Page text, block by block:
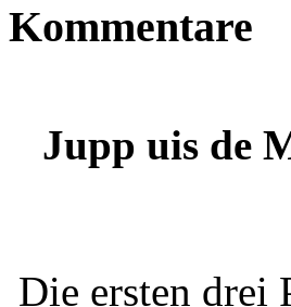
Kommentare
Jupp uis de
Die ersten drei